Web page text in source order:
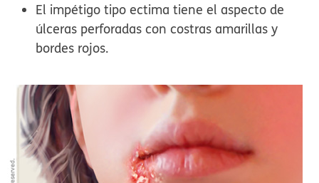
El impétigo tipo ectima tiene el aspecto de
úlceras perforadas con costras amarillas y
bordes rojos.